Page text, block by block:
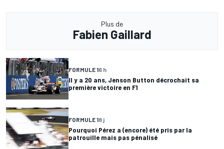
Plus de
Fabien Gaillard
FORMULE 16 h
Il y a 20 ans, Jenson Button décrochait sa
première victoire en F1
FORMULE 18 j
Pourquoi Pérez a (encore) été pris par la
patrouille mais pas pénalisé